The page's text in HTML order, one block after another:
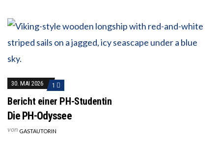
30. MAI 2026 1
Bericht einer PH-Studentin
Die PH-Odyssee
von GASTAUTORIN